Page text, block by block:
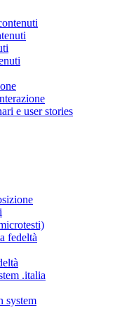
e user stories
fedeltà
.italia
system